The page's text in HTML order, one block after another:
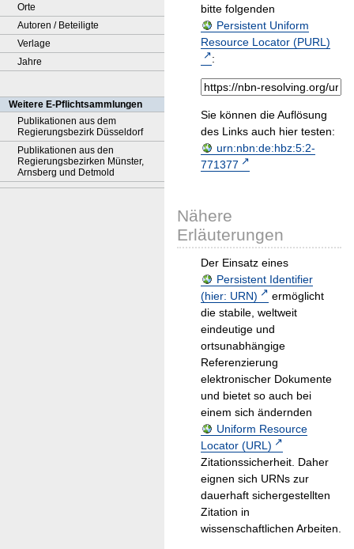
Orte
Autoren / Beteiligte
Verlage
Jahre
Weitere E-Pflichtsammlungen
Publikationen aus dem
Regierungsbezirk Düsseldorf
Publikationen aus den
Regierungsbezirken Münster,
Arnsberg und Detmold
bitte folgenden
Persistent Uniform
Resource Locator (PURL)
:
Sie können die Auflösung
des Links auch hier testen:
urn:nbn:de:hbz:5:2-
771377
Nähere
Erläuterungen
Der Einsatz eines
Persistent Identifier
(hier: URN)
ermöglicht
die stabile, weltweit
eindeutige und
ortsunabhängige
Referenzierung
elektronischer Dokumente
und bietet so auch bei
einem sich ändernden
Uniform Resource
Locator (URL)
Zitationssicherheit. Daher
eignen sich URNs zur
dauerhaft sichergestellten
Zitation in
wissenschaftlichen Arbeiten.